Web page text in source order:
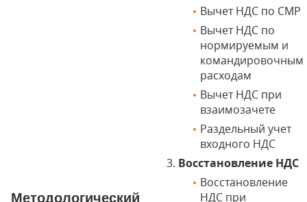
Методологический
Вычет НДС по СМР
Вычет НДС по
нормируемым и
командировочным
расходам
Вычет НДС при
взаимозачете
Раздельный учет
входного НДС
Восстановление НДС
Восстановление
НДС при